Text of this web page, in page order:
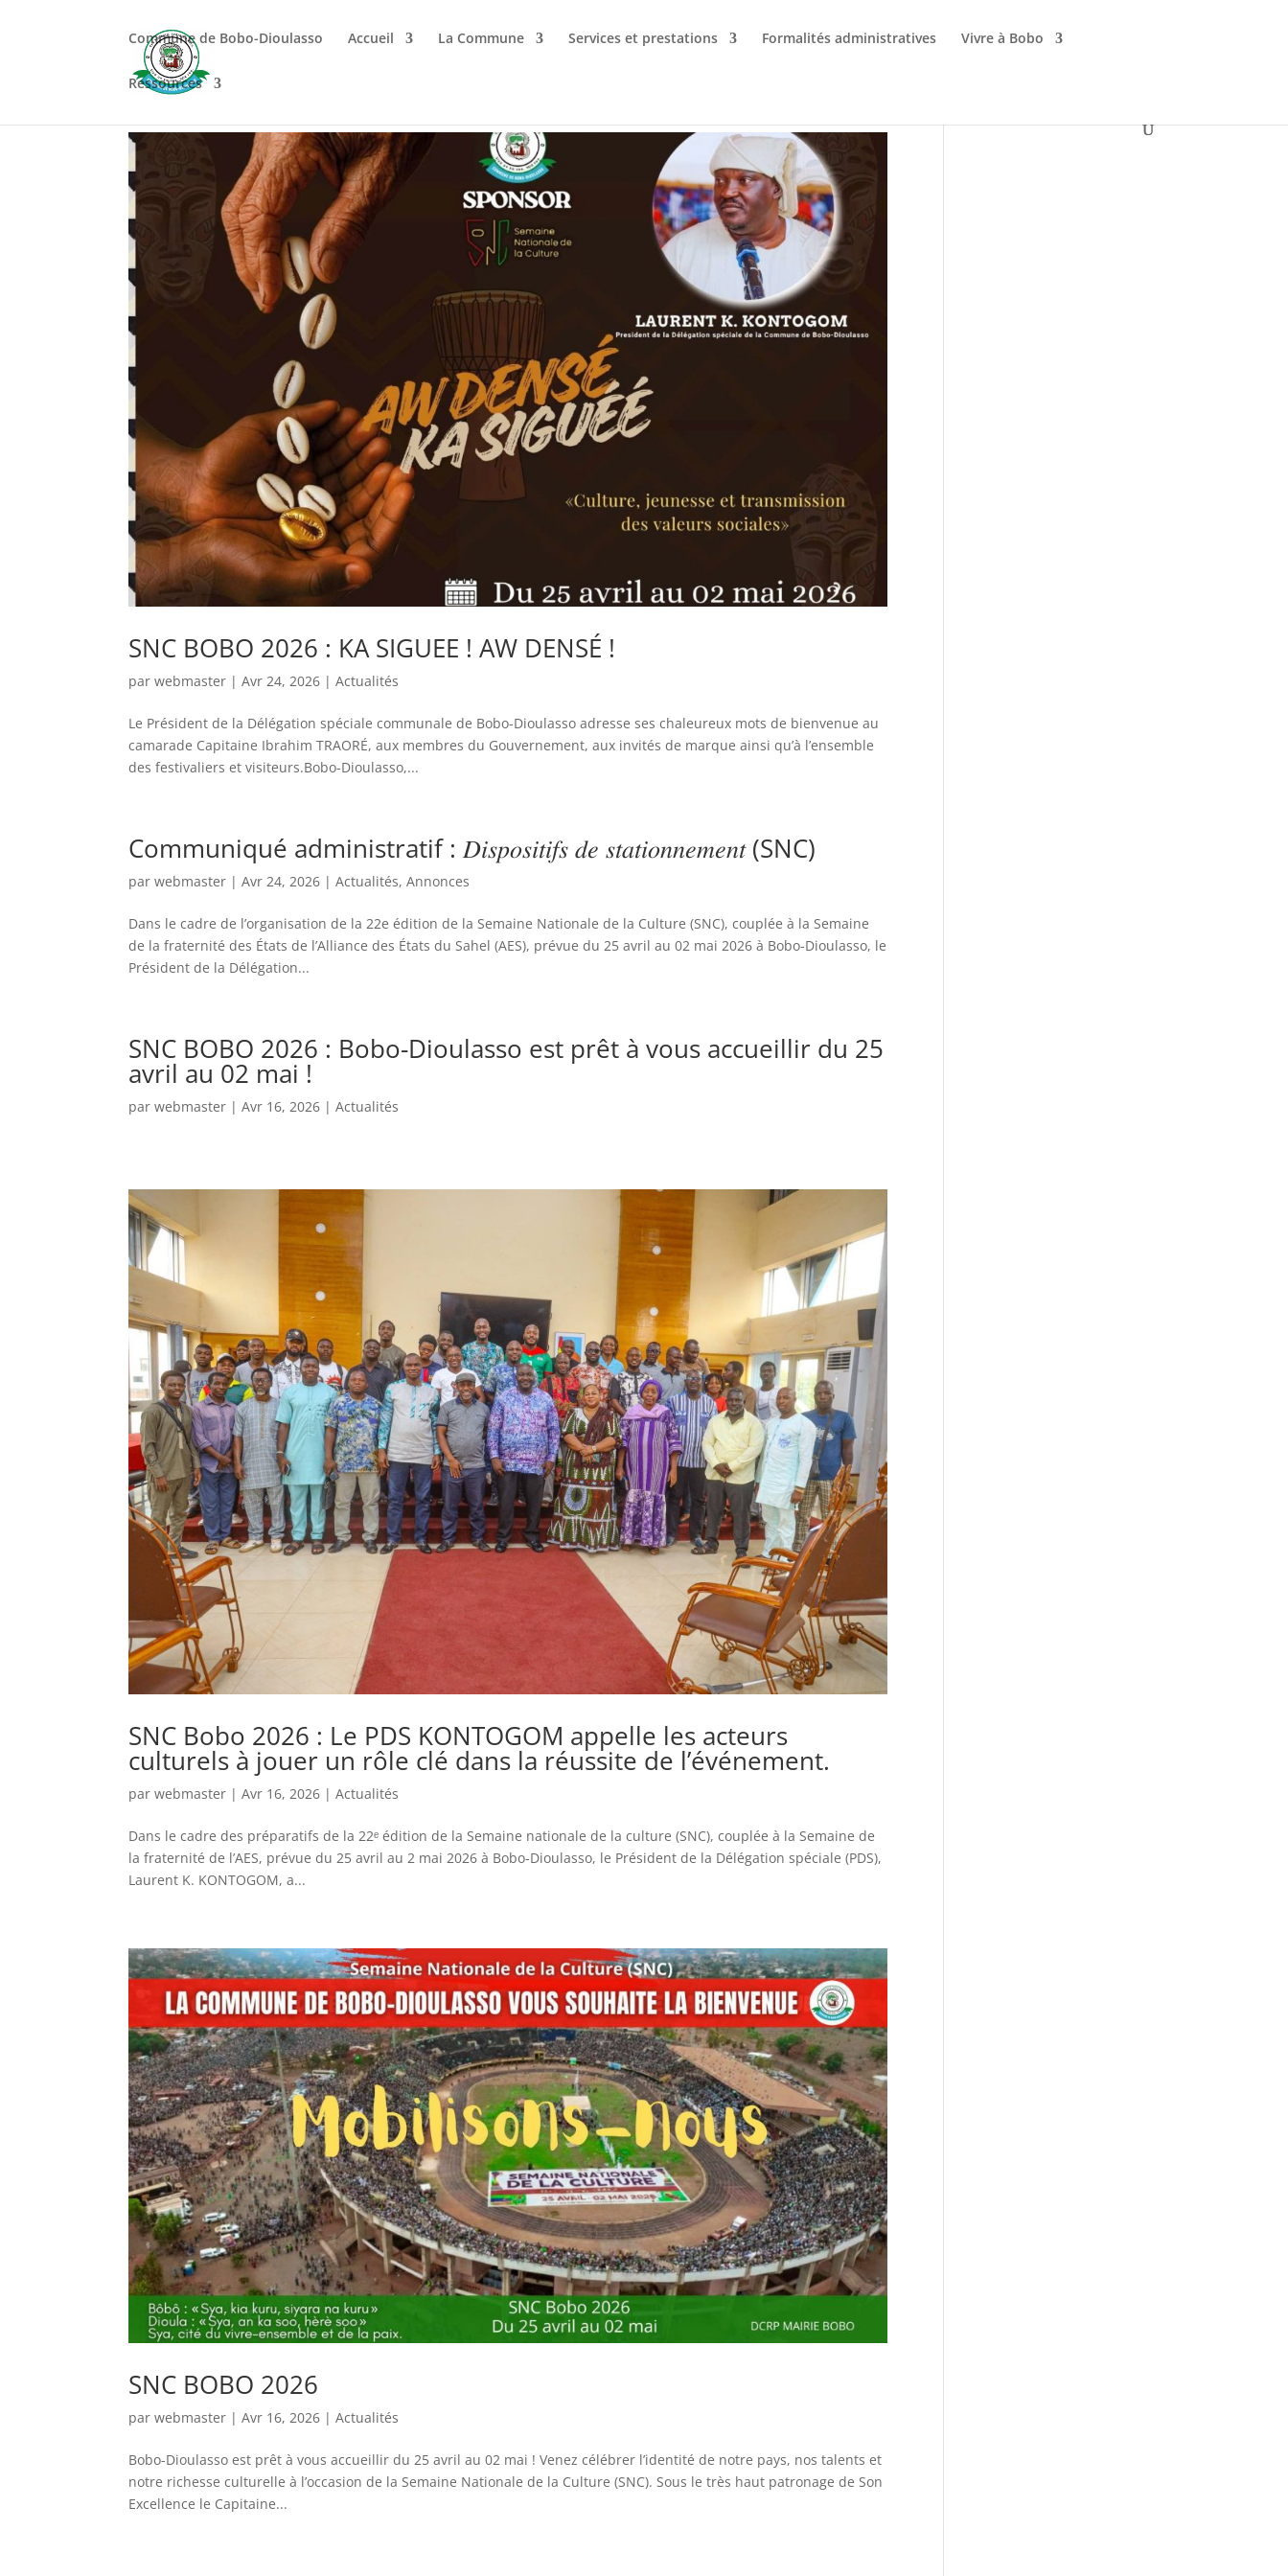
Commune de Bobo-Dioulasso Accueil La Commune Services et prestations Formalités administratives Vivre à Bobo
Ressources
SNC BOBO 2026 : KA SIGUEE ! AW DENSÉ !
parwebmaster |Avr 24, 2026 |Actualités
Le Président de la Délégation spéciale communale de Bobo-Dioulasso adresse ses chaleureux mots de bienvenue au
camarade Capitaine Ibrahim TRAORÉ, aux membres du Gouvernement, aux invités de marque ainsi qu’à l’ensemble
des festivaliers et visiteurs.Bobo-Dioulasso,...
Communiqué administratif : 𝐷𝑖𝑠𝑝𝑜𝑠𝑖𝑡𝑖𝑓𝑠 𝑑𝑒 𝑠𝑡𝑎𝑡𝑖𝑜𝑛𝑛𝑒𝑚𝑒𝑛𝑡 (SNC)
parwebmaster |Avr 24, 2026 |Actualités,Annonces
Dans le cadre de l’organisation de la 22e édition de la Semaine Nationale de la Culture (SNC), couplée à la Semaine
de la fraternité des États de l’Alliance des États du Sahel (AES), prévue du 25 avril au 02 mai 2026 à Bobo-Dioulasso, le
Président de la Délégation...
SNC BOBO 2026 : Bobo-Dioulasso est prêt à vous accueillir du 25
avril au 02 mai !
parwebmaster |Avr 16, 2026 |Actualités
SNC Bobo 2026 : Le PDS KONTOGOM appelle les acteurs
culturels à jouer un rôle clé dans la réussite de l’événement.
parwebmaster |Avr 16, 2026 |Actualités
Dans le cadre des préparatifs de la 22ᵉ édition de la Semaine nationale de la culture (SNC), couplée à la Semaine de
la fraternité de l’AES, prévue du 25 avril au 2 mai 2026 à Bobo-Dioulasso, le Président de la Délégation spéciale (PDS),
Laurent K. KONTOGOM, a...
SNC BOBO 2026
parwebmaster |Avr 16, 2026 |Actualités
Bobo-Dioulasso est prêt à vous accueillir du 25 avril au 02 mai ! Venez célébrer l’identité de notre pays, nos talents et
notre richesse culturelle à l’occasion de la Semaine Nationale de la Culture (SNC). Sous le très haut patronage de Son
Excellence le Capitaine...